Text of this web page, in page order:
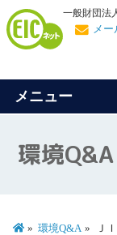
一般財団法
メ
メニュー
環境Q&A
環境Q&A Ｊ